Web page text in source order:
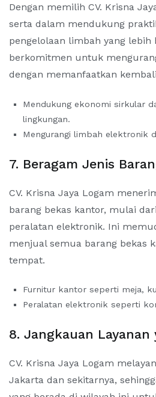
Dengan memilih CV. Krisna
serta dalam mendukung
pengelolaan limbah yang lebih
berkomitmen untuk
dengan memanfaatkan
Mendukung ekonomi sirkular
lingkungan.
Mengurangi limbah elektronik
7. Beragam Jenis
CV. Krisna Jaya Logam
barang bekas kantor, mulai
peralatan elektronik. Ini
menjual semua barang bekas
tempat.
Furnitur kantor seperti meja,
Peralatan elektronik seperti
8. Jangkauan Layanan
CV. Krisna Jaya Logam
Jakarta dan sekitarnya,